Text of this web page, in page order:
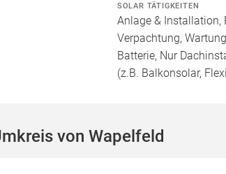
SOLAR TÄTIGKEITEN
Anlage & Installation,
Verpachtung,
Batterie, Nur
(z.B. Balkonsolar,
von Wapelfeld